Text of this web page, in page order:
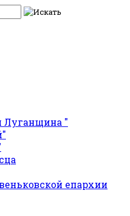
Луганщина "
епархии